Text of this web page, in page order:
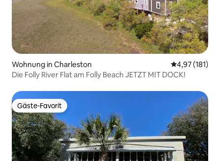
Wohnung in Charleston
4,97 (181)
Die Folly River Flat am Folly Beach JETZT MIT DOCK!
Gäste-Favorit
Gäste-Favorit